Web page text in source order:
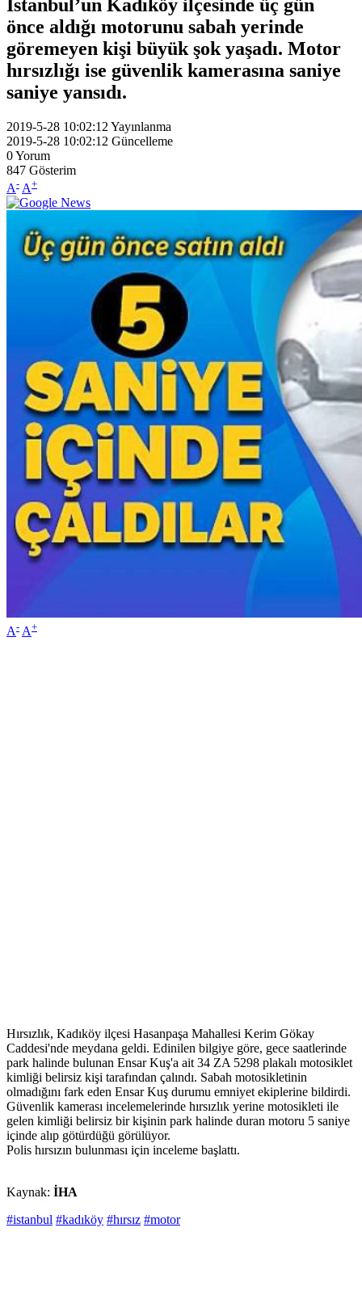
İstanbul’un Kadıköy ilçesinde üç gün
önce aldığı motorunu sabah yerinde
göremeyen kişi büyük şok yaşadı. Motor
hırsızlığı ise güvenlik kamerasına saniye
saniye yansıdı.
2019-5-28 10:02:12 Yayınlanma
2019-5-28 10:02:12 Güncelleme
0Yorum
847 Gösterim
A- A+
A- A+
Hırsızlık, Kadıköy ilçesi Hasanpaşa Mahallesi Kerim Gökay
Caddesi'nde meydana geldi. Edinilen bilgiye göre, gece saatlerinde
park halinde bulunan Ensar Kuş'a ait 34 ZA 5298 plakalı motosiklet
kimliği belirsiz kişi tarafından çalındı. Sabah motosikletinin
olmadığını fark eden Ensar Kuş durumu emniyet ekiplerine bildirdi.
Güvenlik kamerası incelemelerinde hırsızlık yerine motosikleti ile
gelen kimliği belirsiz bir kişinin park halinde duran motoru 5 saniye
içinde alıp götürdüğü görülüyor.
Polis hırsızın bulunması için inceleme başlattı.
Kaynak: İHA
#istanbul #kadıköy #hırsız #motor